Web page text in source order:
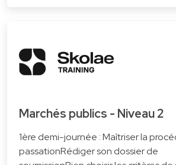
Marchés publics - Niveau 2
1ère demi-journée : Maîtriser la
passationRédiger son dossier de